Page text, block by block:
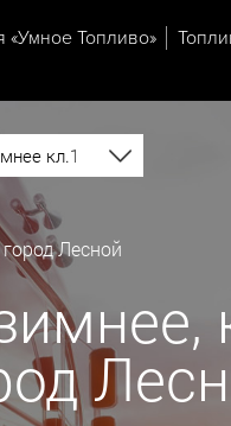
«Умное Топливо»
кл.1
Лесной